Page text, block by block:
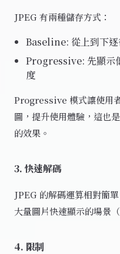
JPEG 有兩種儲存方式：
Baseline: 從上到下逐
Progressive: 先顯示
度
Progressive 模式讓使用
圖，提升使用體驗，這也
的效果。
3. 快速解碼
JPEG 的解碼運算相對簡
大量圖片快速顯示的場景
4. 限制